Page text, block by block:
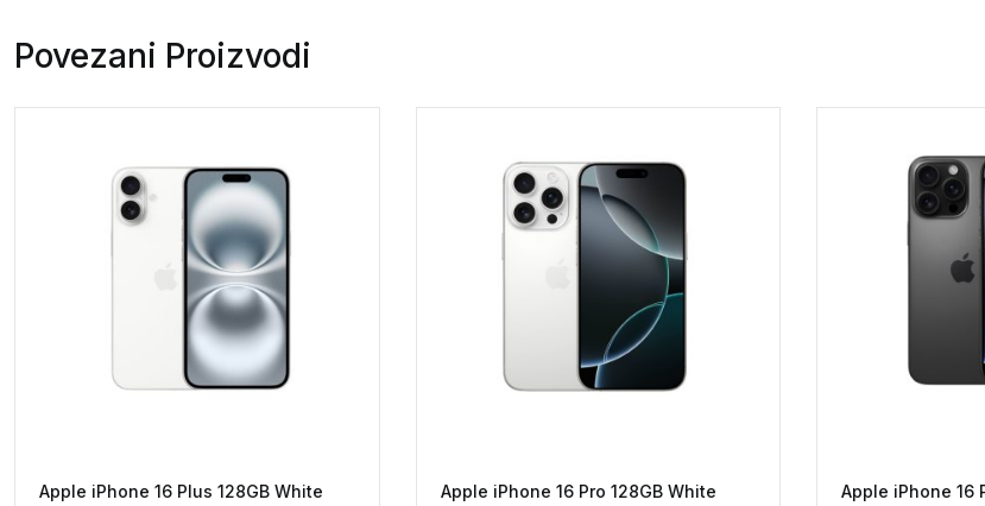
Povezani Proizvodi
Apple iPhone 16 Plus 128GB White Apple iPhone 16 Pro 128GB White
Apple iPhone 16